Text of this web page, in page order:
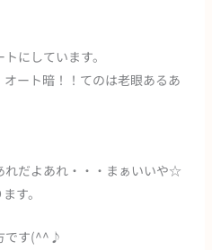
にしています。
ート暗！！てのは老眼あるあ
れだよあれ・・・まぁいいや☆
す。
です(^^♪